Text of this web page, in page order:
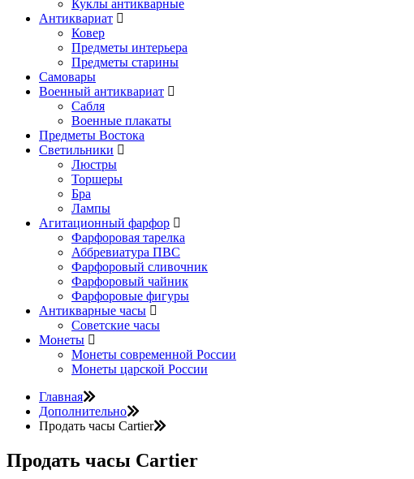
Куклы антикварные
Антиквариат
Ковер
Предметы интерьера
Предметы старины
Самовары
Военный антиквариат
Сабля
Военные плакаты
Предметы Востока
Светильники
Люстры
Торшеры
Бра
Лампы
Агитационный фарфор
Фарфоровая тарелка
Аббревиатура ПВС
Фарфоровый сливочник
Фарфоровый чайник
Фарфоровые фигуры
Антикварные часы
Советские часы
Монеты
Монеты современной России
Монеты царской России
Главная
Дополнительно
Продать часы Cartier
Продать часы Cartier